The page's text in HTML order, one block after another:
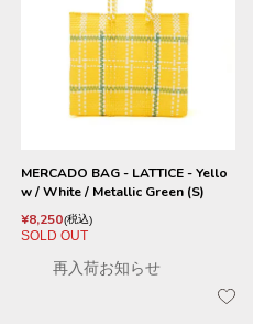
MERCADO BAG - LATTICE - Yello
w / White / Metallic Green (S)
¥8,250 税込
SOLD OUT
再入荷お知らせ